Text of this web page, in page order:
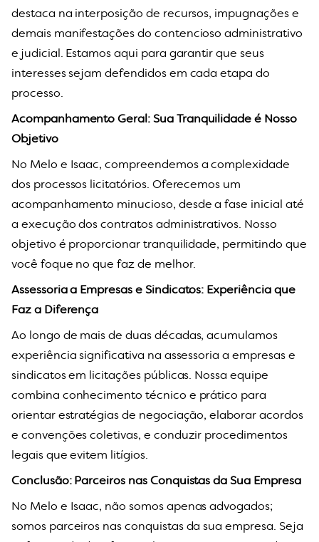
destaca na interposição de recursos, impugnações e
demais manifestações do contencioso administrativo
e judicial. Estamos aqui para garantir que seus
interesses sejam defendidos em cada etapa do
processo.
Acompanhamento Geral: Sua Tranquilidade é Nosso
Objetivo
No Melo e Isaac, compreendemos a complexidade
dos processos licitatórios. Oferecemos um
acompanhamento minucioso, desde a fase inicial até
a execução dos contratos administrativos. Nosso
objetivo é proporcionar tranquilidade, permitindo que
você foque no que faz de melhor.
Assessoria a Empresas e Sindicatos: Experiência que
Faz a Diferença
Ao longo de mais de duas décadas, acumulamos
experiência significativa na assessoria a empresas e
sindicatos em licitações públicas. Nossa equipe
combina conhecimento técnico e prático para
orientar estratégias de negociação, elaborar acordos
e convenções coletivas, e conduzir procedimentos
legais que evitem litígios.
Conclusão: Parceiros nas Conquistas da Sua Empresa
No Melo e Isaac, não somos apenas advogados;
somos parceiros nas conquistas da sua empresa. Seja